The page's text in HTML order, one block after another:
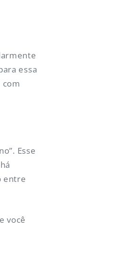
essa
Esse
entre
você